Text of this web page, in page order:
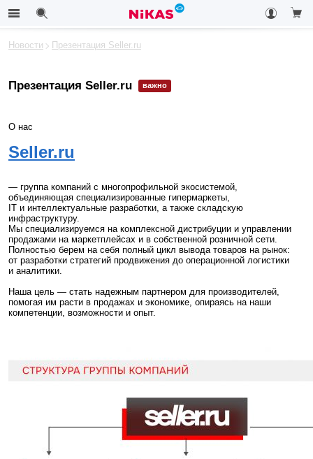
Новости Презентация Seller.ru
Презентация Seller.ru важно
О нас
Seller.ru
— группа компаний с многопрофильной экосистемой,
объединяющая специализированные гипермаркеты,
IT и интеллектуальные разработки, а также складскую
инфраструктуру.
Мы специализируемся на комплексной дистрибуции и управлении
продажами на маркетплейсах и в собственной розничной сети.
Полностью берем на себя полный цикл вывода товаров на рынок:
от разработки стратегий продвижения до операционной логистики
и аналитики.
Наша цель — стать надежным партнером для производителей,
помогая им расти в продажах и экономике, опираясь на наши
компетенции, возможности и опыт.